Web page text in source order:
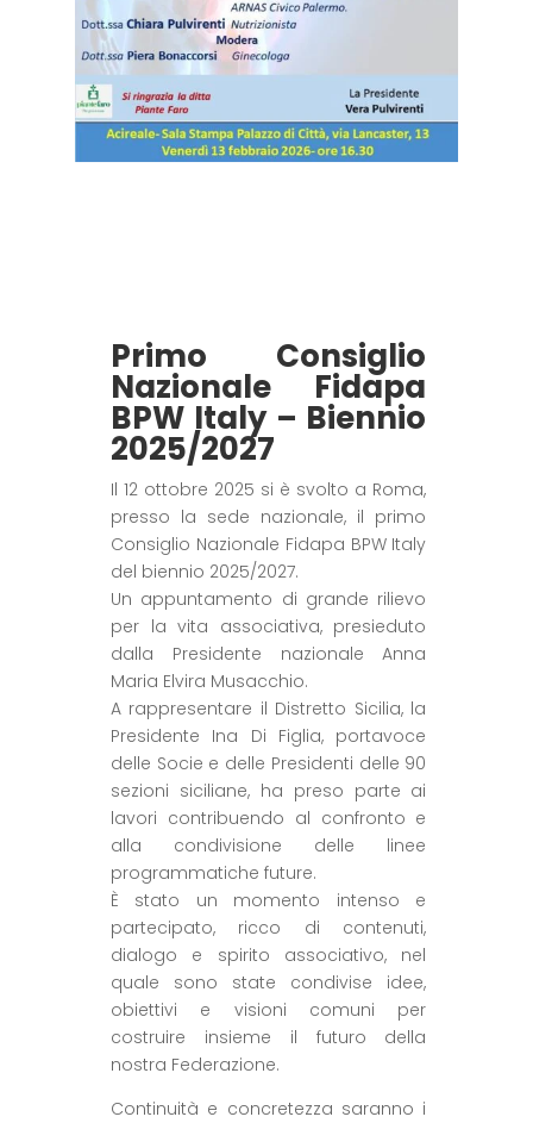
Primo Consiglio
Nazionale Fidapa
BPW Italy – Biennio
2025/2027
Il 12 ottobre 2025 si è svolto a Roma,
presso la sede nazionale, il primo
Consiglio Nazionale Fidapa BPW Italy
del biennio 2025/2027.
Un appuntamento di grande rilievo
per la vita associativa, presieduto
dalla Presidente nazionale Anna
Maria Elvira Musacchio.
A rappresentare il Distretto Sicilia, la
Presidente Ina Di Figlia, portavoce
delle Socie e delle Presidenti delle 90
sezioni siciliane, ha preso parte ai
lavori contribuendo al confronto e
alla condivisione delle linee
programmatiche future.
È stato un momento intenso e
partecipato, ricco di contenuti,
dialogo e spirito associativo, nel
quale sono state condivise idee,
obiettivi e visioni comuni per
costruire insieme il futuro della
nostra Federazione.
Continuità e concretezza saranno i